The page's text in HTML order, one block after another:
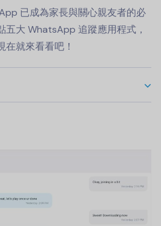
已成為家長與關心親友者的必
五大 WhatsApp 追蹤應用程式，
就來看看吧！